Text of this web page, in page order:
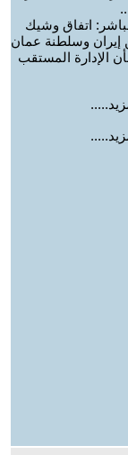
اتفاق وشيك
إيران وسلطنة عمان
الإدارة المستقب